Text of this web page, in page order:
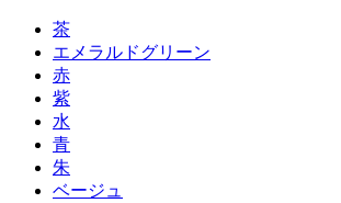
茶
エメラルドグリーン
赤
紫
水
青
朱
ベージュ